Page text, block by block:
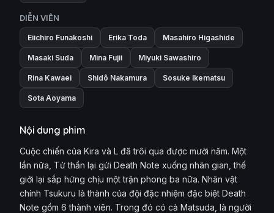
DIỄN VIÊN
Eiichiro Funakoshi Erika Toda Masahiro Higashide
Masaki Suda Mina Fujii Miyuki Sawashiro
Rina Kawaei Shidô Nakamura Sosuke Ikematsu
Sota Aoyama
Nội dung phim
Cuộc chiến của Kira và L đã trôi qua được mười năm. Một
lần nữa, Tử thần lại gửi Death Note xuống nhân gian, thế
giới lại sắp hứng chịu một trận phong ba nữa. Nhân vật
chính Tsukuru là thành của đội đặc nhiệm đặc biệt Death
Note gồm 6 thành viên. Trong đó có cả Matsuda, là người